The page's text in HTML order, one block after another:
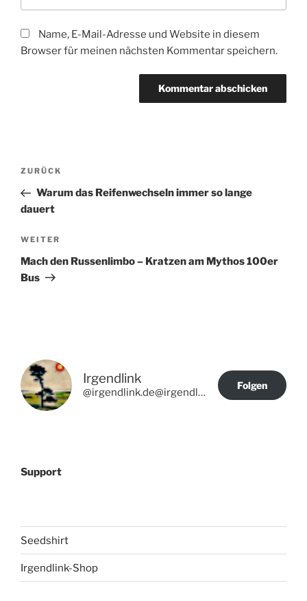
Name, E-Mail-Adresse und Website in diesem
Browser für meinen nächsten Kommentar speichern.
Beitragsnavigation
Vorheriger
Beitrag
ZURÜCK
Warum das Reifenwechseln immer so lange
dauert
Nächster
Beitrag
WEITER
Mach den Russenlimbo – Kratzen am Mythos 100er
Bus
Irgendlink
@irgendlink.de@irgendlink.de
Folgen
Support
Seedshirt
Irgendlink-Shop